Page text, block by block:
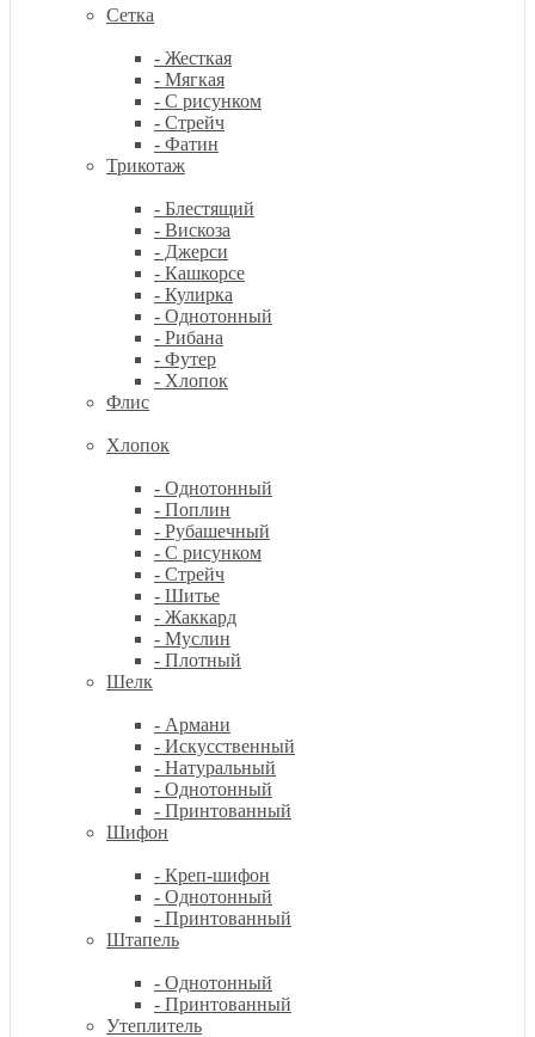
Сетка
- Жесткая
- Мягкая
- С рисунком
- Стрейч
- Фатин
Трикотаж
- Блестящий
- Вискоза
- Джерси
- Кашкорсе
- Кулирка
- Однотонный
- Рибана
- Футер
- Хлопок
Флис
Хлопок
- Однотонный
- Поплин
- Рубашечный
- С рисунком
- Стрейч
- Шитье
- Жаккард
- Муслин
- Плотный
Шелк
- Армани
- Искусственный
- Натуральный
- Однотонный
- Принтованный
Шифон
- Креп-шифон
- Однотонный
- Принтованный
Штапель
- Однотонный
- Принтованный
Утеплитель